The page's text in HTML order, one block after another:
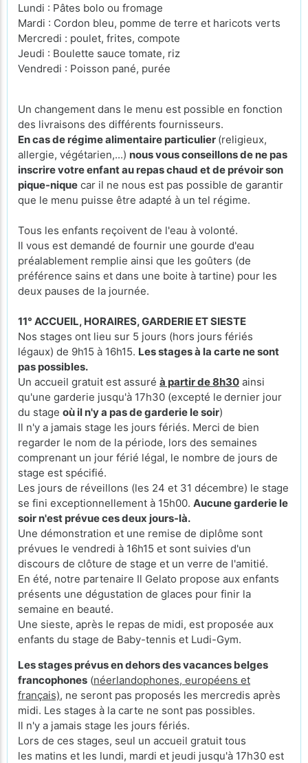
Lundi : Pâtes bolo ou fromage
Mardi : Cordon bleu, pomme de terre et haricots verts
Mercredi : poulet, frites, compote
Jeudi : Boulette sauce tomate, riz
Vendredi : Poisson pané, purée
Un changement dans le menu est possible en fonction
des livraisons des différents fournisseurs.
En cas de régime alimentaire particulier (religieux,
allergie, végétarien,...) nous vous conseillons de ne pas
inscrire votre enfant au repas chaud et de prévoir son
pique-nique car il ne nous est pas possible de garantir
que le menu puisse être adapté à un tel régime.
Tous les enfants reçoivent de l'eau à volonté.
Il vous est demandé de fournir une gourde d'eau
préalablement remplie ainsi que les goûters (de
préférence sains et dans une boite à tartine) pour les
deux pauses de la journée.
11° ACCUEIL, HORAIRES, GARDERIE ET SIESTE
Nos stages ont lieu sur 5 jours (hors jours fériés
légaux) de 9h15 à 16h15. Les stages à la carte ne sont
pas possibles.
Un accueil gratuit est assuré à partir de 8h30 ainsi
qu'une garderie jusqu'à 17h30 (excepté le dernier jour
du stage où il n'y a pas de garderie le soir)
Il n'y a jamais stage les jours fériés. Merci de bien
regarder le nom de la période, lors des semaines
comprenant un jour férié légal, le nombre de jours de
stage est spécifié.
Les jours de réveillons (les 24 et 31 décembre) le stage
se fini exceptionnellement à 15h00. Aucune garderie le
soir n'est prévue ces deux jours-là.
Une démonstration et une remise de diplôme sont
prévues le vendredi à 16h15 et sont suivies d'un
discours de clôture de stage et un verre de l'amitié.
En été, notre partenaire Il Gelato propose aux enfants
présents une dégustation de glaces pour finir la
semaine en beauté.
Une sieste, après le repas de midi, est proposée aux
enfants du stage de Baby-tennis et Ludi-Gym.
Les stages prévus en dehors des vacances belges
francophones (néerlandophones, européens et
français), ne seront pas proposés les mercredis après
midi. Les stages à la carte ne sont pas possibles.
Il n'y a jamais stage les jours fériés.
Lors de ces stages, seul un accueil gratuit tous
les matins et les lundi, mardi et jeudi jusqu'à 17h30 est